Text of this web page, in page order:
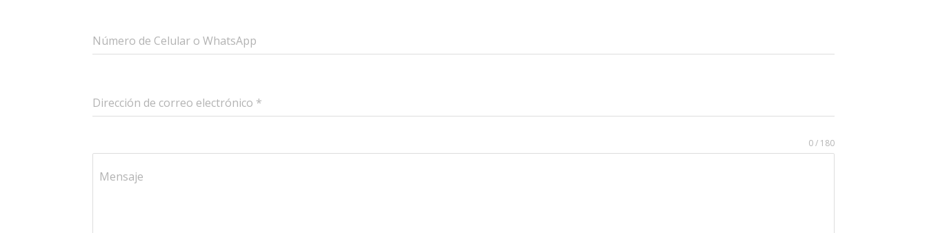
Número de Celular o WhatsApp
Dirección de correo electrónico *
Mensaje
0 / 180